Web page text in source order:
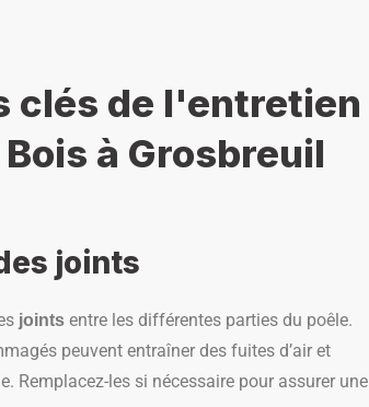
clés de l'entretien
à Grosbreuil
joints
joints entre les différentes parties du poêle.
peuvent entraîner des fuites d’air et
Remplacez-les si nécessaire pour assurer une